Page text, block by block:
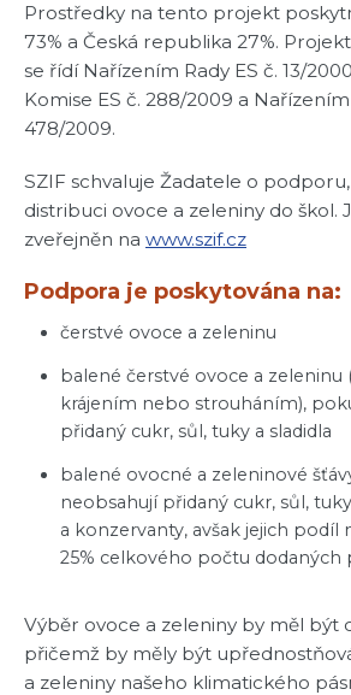
Prostředky na tento projekt
73% a Česká republika 27%.
se řídí Nařízením Rady ES č. 13/
Komise ES č. 288/2009 a
478/2009.
SZIF schvaluje Žadatele o
distribuci ovoce a zeleniny do škol.
zveřejněn na www.szif.cz
Podpora je poskytována na:
čerstvé ovoce a zeleninu
balené čerstvé ovoce a zeleninu
krájením nebo strouháním),
přidaný cukr, sůl, tuky a sladidla
balené ovocné a zeleninové
neobsahují přidaný cukr, sůl,
a konzervanty, avšak jejich podíl
25% celkového počtu dodaných
Výběr ovoce a zeleniny by měl být
přičemž by měly být
a zeleniny našeho klimatického